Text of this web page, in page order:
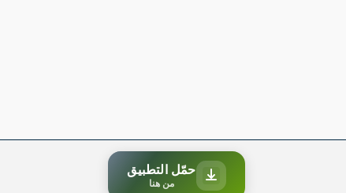
حمّل التطبيق
من هنا